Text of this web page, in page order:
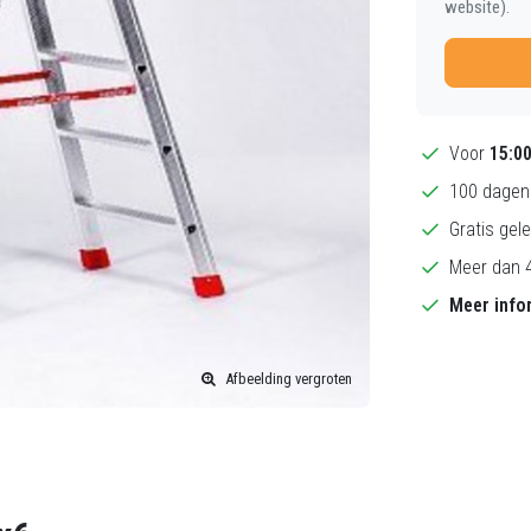
Afbeelding vergroten
website).
Voor 15:00
100
Gratis
Meer dan
Meer